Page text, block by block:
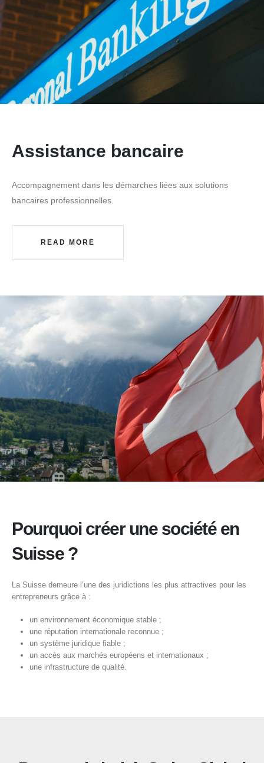
Assistance bancaire
Accompagnement dans les démarches liées aux solutions
bancaires professionnelles.
READ MORE
Pourquoi créer une société en
Suisse ?
La Suisse demeure l’une des juridictions les plus attractives pour les
entrepreneurs grâce à :
un environnement économique stable ;
une réputation internationale reconnue ;
un système juridique fiable ;
un accès aux marchés européens et internationaux ;
une infrastructure de qualité.